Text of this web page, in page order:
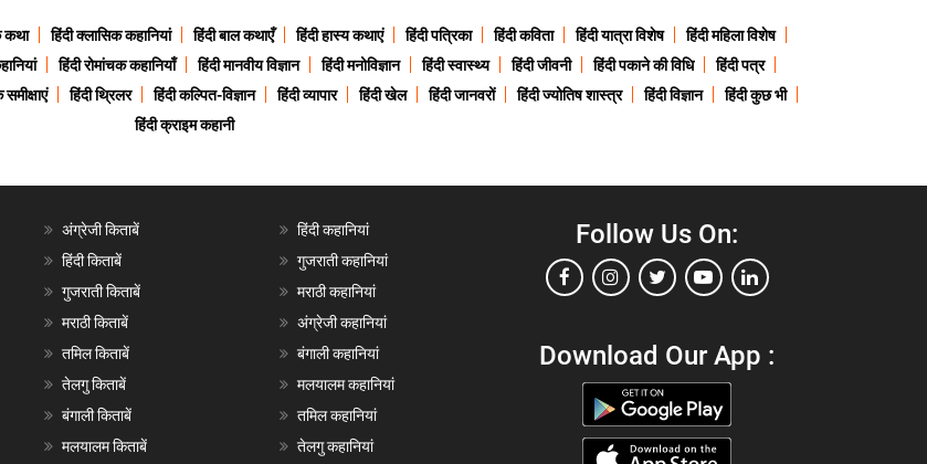
कथा हिंदी क्लासिक कहानियां हिंदी बाल कथाएँ हिंदी हास्य कथाएं हिंदी पत्रिका हिंदी कविता हिंदी यात्रा विशेष
हिंदी महिला विशेष
हिंदी रोमांचक कहानियाँ हिंदी मानवीय विज्ञान हिंदी मनोविज्ञान हिंदी स्वास्थ्य हिंदी जीवनी हिंदी पकाने की विधि
हिंदी पत्र
हिंदी थ्रिलर हिंदी कल्पित-विज्ञान हिंदी व्यापार हिंदी खेल हिंदी जानवरों हिंदी ज्योतिष शास्त्र हिंदी विज्ञान
हिंदी कुछ भी
हिंदी क्राइम कहानी
अंग्रेजी किताबें
हिंदी किताबें
गुजराती किताबें
मराठी किताबें
तमिल किताबें
तेलगु किताबें
बंगाली किताबें
मलयालम किताबें
हिंदी कहानियां
गुजराती कहानियां
मराठी कहानियां
अंग्रेजी कहानियां
बंगाली कहानियां
मलयालम कहानियां
तमिल कहानियां
तेलगु कहानियां
Follow Us On:
Download Our App :